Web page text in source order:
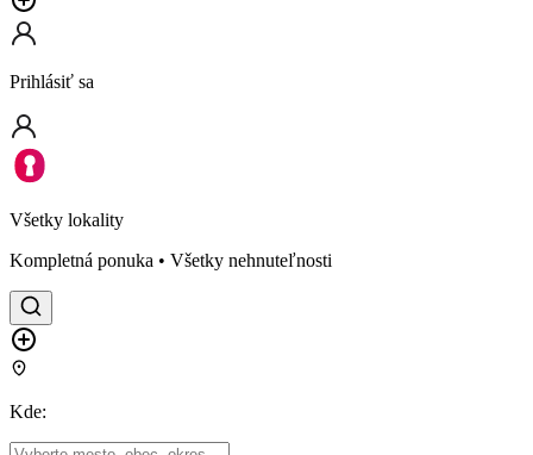
Prihlásiť sa
Všetky lokality
Kompletná ponuka • Všetky nehnuteľnosti
Kde: